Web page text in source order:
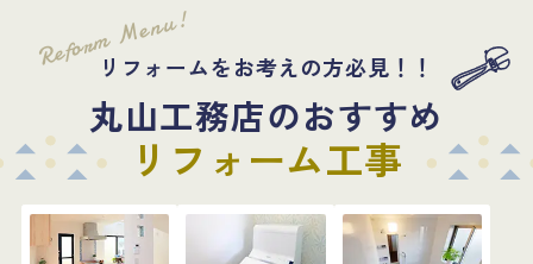
Reform Menu!
リフォームをお考えの方必見！！
丸山工務店のおすすめ
リフォーム工事